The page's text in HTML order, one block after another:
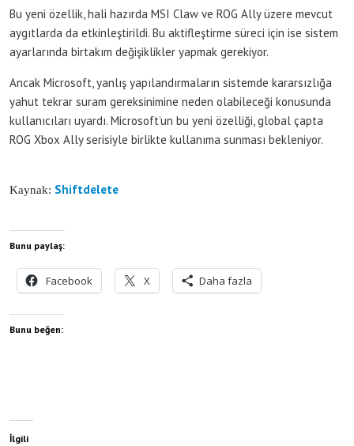
Bu yeni özellik, hali hazırda MSI Claw ve ROG Ally üzere mevcut
aygıtlarda da etkinleştirildi. Bu aktifleştirme süreci için ise sistem
ayarlarında birtakım değişiklikler yapmak gerekiyor.
Ancak Microsoft, yanlış yapılandırmaların sistemde kararsızlığa
yahut tekrar suram gereksinimine neden olabileceği konusunda
kullanıcıları uyardı. Microsoft’un bu yeni özelliği, global çapta
ROG Xbox Ally serisiyle birlikte kullanıma sunması bekleniyor.
Kaynak: Shiftdelete
Bunu paylaş:
Facebook X Daha fazla
Bunu beğen:
İlgili